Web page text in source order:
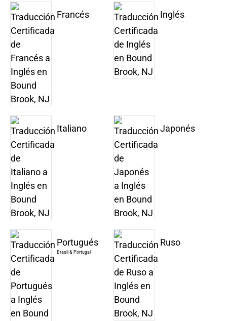
Francés Inglés
Italiano Japonés
Portugués
Brasil & Portugal
Ruso